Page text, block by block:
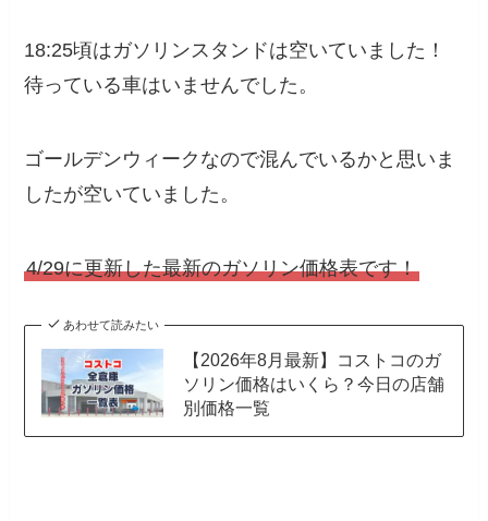
18:25頃はガソリンスタンドは空いていました！
待っている車はいませんでした。
ゴールデンウィークなので混んでいるかと思いま
したが空いていました。
4/29に更新した最新のガソリン価格表です！
あわせて読みたい
【2026年8月最新】コストコのガ
ソリン価格はいくら？今日の店舗
別価格一覧